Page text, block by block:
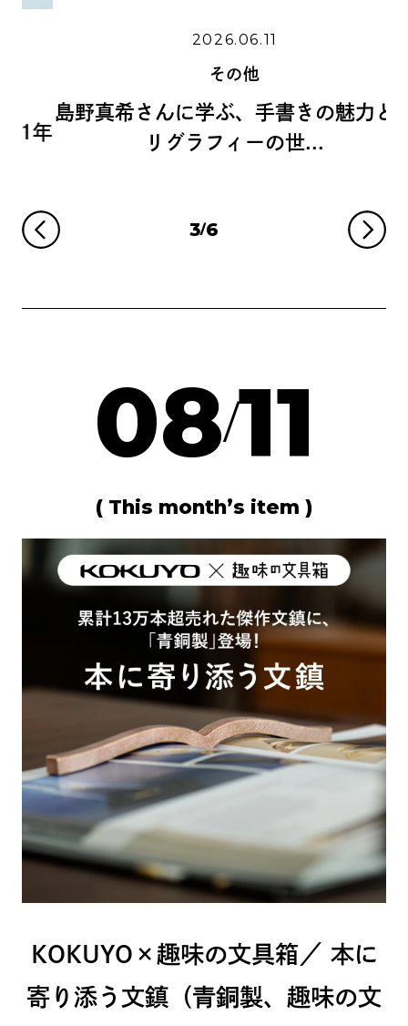
08/11
( This month’s item )
KOKUYO×趣味の文具箱／ 本に
寄り添う文鎮（青銅製、趣味の文
2026.06.11
その他
島野真希さんに学ぶ、手書きの魅力とカ
リグラフィーの世...
3/6